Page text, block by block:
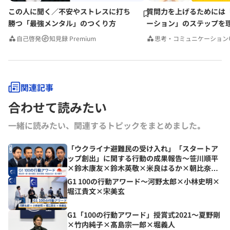
この人に聞く／不安やストレスに打ち
勝つ「最強メンタル」のつくり方
自己啓発 知見録 Premium
質問力を上げるためには
ーション」のステップを
みんなの相談室Premium
思考・コミュニケーション
関連記事
合わせて読みたい
一緒に読みたい、関連するトピックをまとめました｡
「ウクライナ避難民の受け入れ」「スタートア
ップ創出」に関する行動の成果報告～笹川順平
×鈴木康友×鈴木英敬×米良はるか×朝比奈一
郎【G1 100の行動アワード】
G1 100の行動アワード〜河野太郎×小林史明×
堀江貴文×宋美玄
G1「100の行動アワード」授賞式2021〜夏野剛
×竹内純子×髙島宗一郎×堀義人